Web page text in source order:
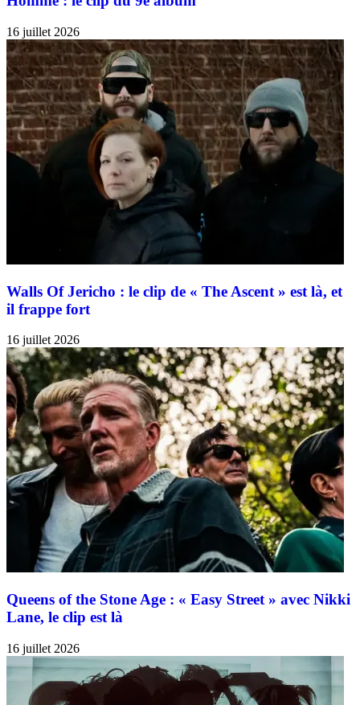
16 juillet 2026
Walls Of Jericho : le clip de « The Ascent » est là, et
il frappe fort
16 juillet 2026
Queens of the Stone Age : « Easy Street » avec Nikki
Lane, le clip est là
16 juillet 2026